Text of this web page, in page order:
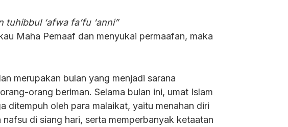
tuhibbul ‘afwa fa’fu ‘anni”
Maha Pemaaf dan menyukai permaafan, maka
merupakan bulan yang menjadi sarana
orang beriman. Selama bulan ini, umat Islam
ditempuh oleh para malaikat, yaitu menahan diri
di siang hari, serta memperbanyak ketaatan